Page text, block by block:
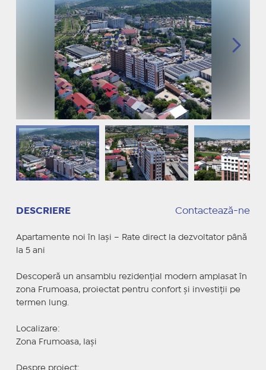
DESCRIERE Contactează-ne
Apartamente noi în Iași – Rate direct la dezvoltator până
la 5 ani
Descoperă un ansamblu rezidențial modern amplasat în
zona Frumoasa, proiectat pentru confort și investiții pe
termen lung.
Localizare:
Zona Frumoasa, Iași
Despre proiect: